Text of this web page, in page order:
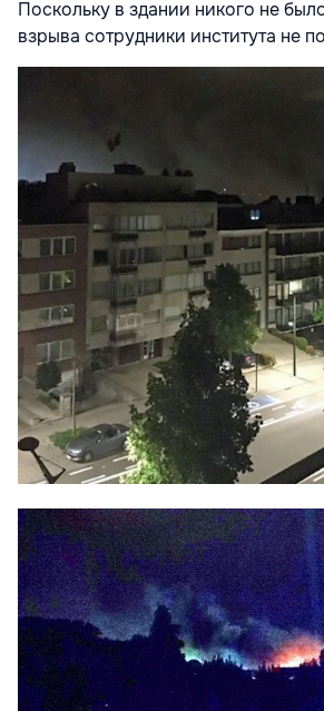
Поскольку в здании никого не
взрыва сотрудники института не